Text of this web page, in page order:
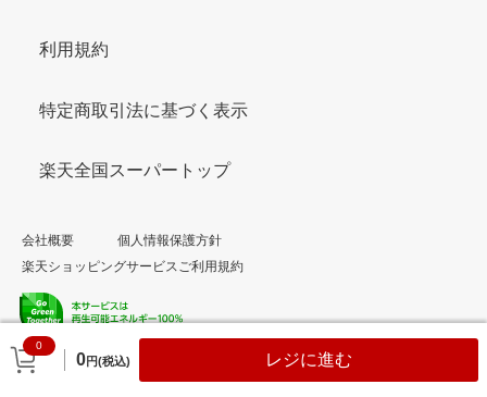
0
0円(税込) レジに進む
利用規約
特定商取引法に基づく表示
楽天全国スーパートップ
会社概要
個人情報保護方針
楽天ショッピングサービスご利用規約
© Rakuten Group, Inc.